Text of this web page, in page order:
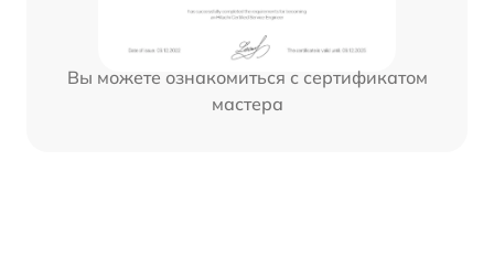
Вы можете ознакомиться с сертификатом
мастера